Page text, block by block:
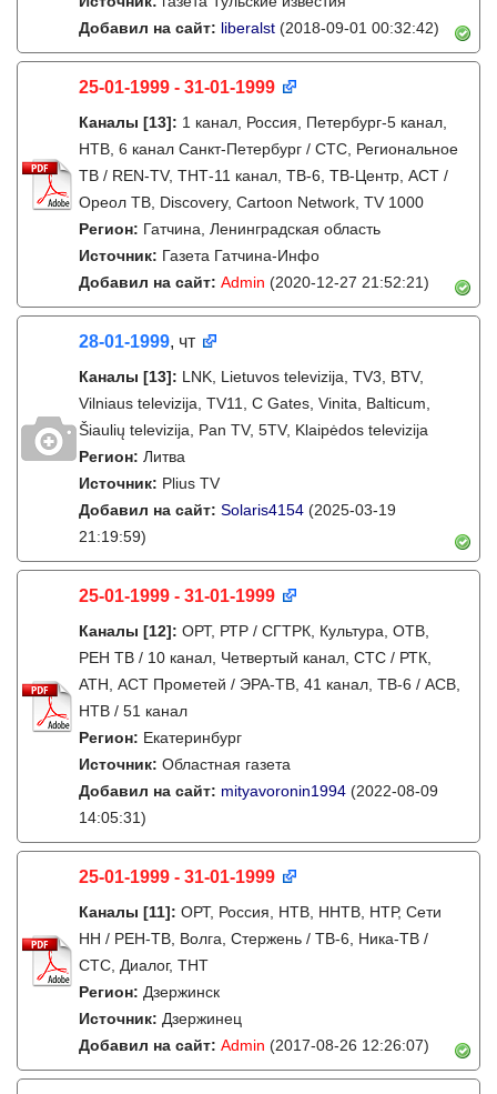
Добавил на сайт: liberalst (2018-09-01 00:32:42)
25-01-1999 - 31-01-1999
Каналы [13]: 1 канал, Россия, Петербург-5 канал,
НТВ, 6 канал Санкт-Петербург / СТС, Региональное
ТВ / REN-TV, ТНТ-11 канал, ТВ-6, ТВ-Центр, АСТ /
Ореол ТВ, Discovery, Cartoon Network, TV 1000
Регион: Гатчина, Ленинградская область
Источник: Газета Гатчина-Инфо
Добавил на сайт: Admin (2020-12-27 21:52:21)
28-01-1999, чт
Каналы [13]: LNK, Lietuvos televizija, TV3, BTV,
Vilniaus televizija, TV11, C Gates, Vinita, Balticum,
Šiaulių televizija, Pan TV, 5TV, Klaipėdos televizija
Регион: Литва
Источник: Plius TV
Добавил на сайт: Solaris4154 (2025-03-19
21:19:59)
25-01-1999 - 31-01-1999
Каналы [12]: ОРТ, РТР / СГТРК, Культура, ОТВ,
РЕН ТВ / 10 канал, Четвертый канал, СТС / РТК,
АТН, АСТ Прометей / ЭРА-ТВ, 41 канал, ТВ-6 / АСВ,
НТВ / 51 канал
Регион: Екатеринбург
Источник: Областная газета
Добавил на сайт: mityavoronin1994 (2022-08-09
14:05:31)
25-01-1999 - 31-01-1999
Каналы [11]: ОРТ, Россия, НТВ, ННТВ, НТР, Сети
НН / РЕН-ТВ, Волга, Стержень / ТВ-6, Ника-ТВ /
СТС, Диалог, ТНТ
Регион: Дзержинск
Источник: Дзержинец
Добавил на сайт: Admin (2017-08-26 12:26:07)